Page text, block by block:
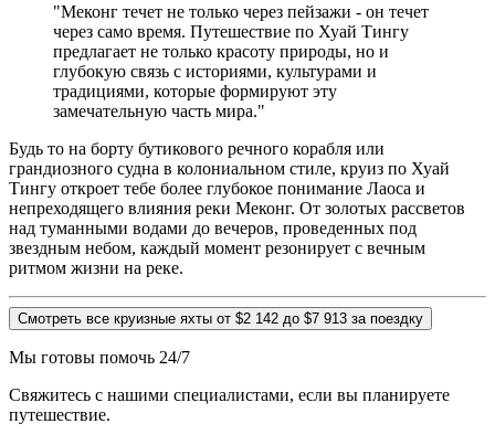
"Меконг течет не только через пейзажи - он течет
через само время. Путешествие по Хуай Тингу
предлагает не только красоту природы, но и
глубокую связь с историями, культурами и
традициями, которые формируют эту
замечательную часть мира."
Будь то на борту бутикового речного корабля или
грандиозного судна в колониальном стиле, круиз по Хуай
Тингу откроет тебе более глубокое понимание Лаоса и
непреходящего влияния реки Меконг. От золотых рассветов
над туманными водами до вечеров, проведенных под
звездным небом, каждый момент резонирует с вечным
ритмом жизни на реке.
Смотреть все круизные яхты от $2 142 до $7 913 за поездку
Мы готовы помочь 24/7
Свяжитесь с нашими специалистами, если вы планируете
путешествие.